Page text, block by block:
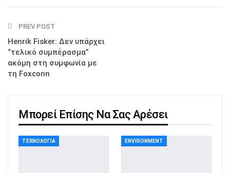
PREV POST
Henrik Fisker: Δεν υπάρχει
“τελικό συμπέρασμα”
ακόμη στη συμφωνία με
τη Foxconn
Μπορεί Επίσης Να Σας Αρέσει
ΤΕΧΝΟΛΟΓΊΑ ENVIRONMENT